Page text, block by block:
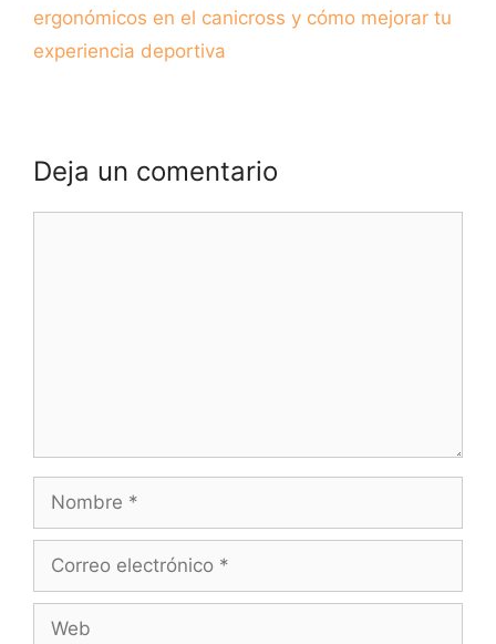
ergonómicos en el canicross y cómo mejorar tu
experiencia deportiva
Deja un comentario